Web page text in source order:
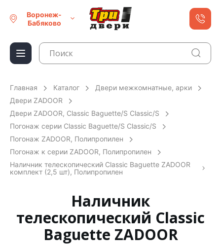
Воронеж-
Бабяково
Главная Каталог
Двери межкомнатные, арки
Двери ZADOOR
Двери ZADOOR, Classic Baguette/S Classic/S
Погонаж серии Classic Baguette/S Classic/S
Погонаж ZADOOR, Полипропилен
Погонаж к серии ZADOOR, Полипропилен
Наличник телескопический Classic Baguette ZADOOR
комплект (2,5 шт), Полипропилен
Наличник
телескопический Classic
Baguette ZADOOR